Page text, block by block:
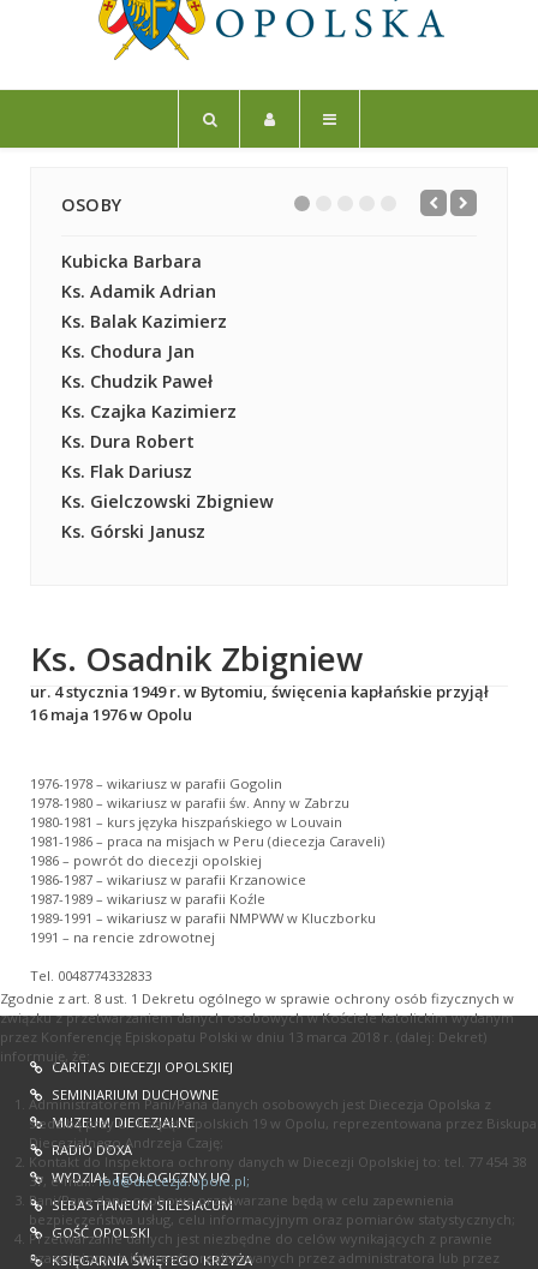
OSOBY
Kubicka Barbara
Ks. Adamik Adrian
Ks. Balak Kazimierz
Ks. Chodura Jan
Ks. Chudzik Paweł
Ks. Czajka Kazimierz
Ks. Dura Robert
Ks. Flak Dariusz
Ks. Gielczowski Zbigniew
Ks. Górski Janusz
Ks. Osadnik Zbigniew
ur. 4 stycznia 1949 r. w Bytomiu, święcenia kapłańskie przyjął
16 maja 1976 w Opolu
1976-1978 – wikariusz w parafii Gogolin
1978-1980 – wikariusz w parafii św. Anny w Zabrzu
1980-1981 – kurs języka hiszpańskiego w Louvain
1981-1986 – praca na misjach w Peru (diecezja Caraveli)
1986 – powrót do diecezji opolskiej
1986-1987 – wikariusz w parafii Krzanowice
1987-1989 – wikariusz w parafii Koźle
1989-1991 – wikariusz w parafii NMPWW w Kluczborku
1991 – na rencie zdrowotnej
Tel. 0048774332833
CARITAS DIECEZJI OPOLSKIEJ
SEMINIARIUM DUCHOWNE
MUZEUM DIECEZJALNE
RADIO DOXA
WYDZIAŁ TEOLOGICZNY UO
SEBASTIANEUM SILESIACUM
GOŚĆ OPOLSKI
KSIĘGARNIA ŚWIĘTEGO KRZYŻA
Zgodnie z art. 8 ust. 1 Dekretu ogólnego w sprawie ochrony osób fizycznych w
związku z przetwarzaniem danych osobowych w Kościele katolickim wydanym
przez Konferencję Episkopatu Polski w dniu 13 marca 2018 r. (dalej: Dekret)
informuję, że:
Administratorem Pani/Pana danych osobowych jest Diecezja Opolska z
siedzibą przy ul. Książąt Opolskich 19 w Opolu, reprezentowana przez Biskupa
Diecezjalnego Andrzeja Czaję;
Kontakt do Inspektora ochrony danych w Diecezji Opolskiej to: tel. 77 454 38
37, e-mail:iod@diecezja.opole.pl;
Pani/Pana dane osobowe przetwarzane będą w celu zapewnienia
bezpieczeństwa usług, celu informacyjnym oraz pomiarów statystycznych;
Przetwarzanie danych jest niezbędne do celów wynikających z prawnie
uzasadnionych interesów realizowanych przez administratora lub przez